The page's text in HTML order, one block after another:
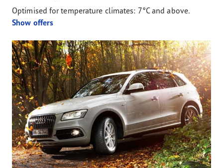
Optimised for temperature climates: 7°C and above.
Show offers